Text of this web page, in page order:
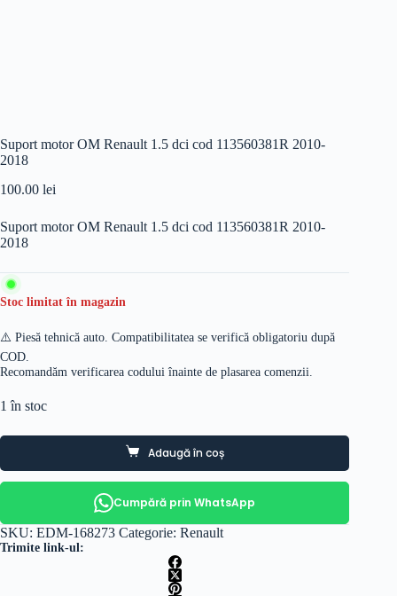
Suport motor OM Renault 1.5 dci cod 113560381R 2010-
2018
100.00 lei
Suport motor OM Renault 1.5 dci cod 113560381R 2010-
2018
Stoc limitat în magazin
⚠️ Piesă tehnică auto. Compatibilitatea se verifică obligatoriu după
COD.
Recomandăm verificarea codului înainte de plasarea comenzii.
1 în stoc
Adaugă în coș
Cumpără prin WhatsApp
SKU: EDM-168273 Categorie: Renault
Trimite link-ul: